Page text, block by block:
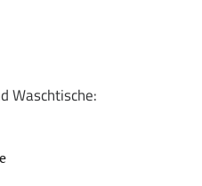
Waschtische: